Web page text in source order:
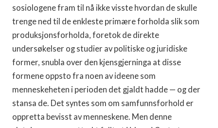
sosiologene fram til nå ikke visste hvordan de skulle
trenge ned til de enkleste primære forholda slik som
produksjonsforholda, foretok de direkte
undersøkelser og studier av politiske og juridiske
former, snubla over den kjensgjerninga at disse
formene oppsto fra noen av ideene som
menneskeheten i perioden det gjaldt hadde — og der
stansa de. Det syntes som om samfunnsforhold er
oppretta bevisst av menneskene. Men denne